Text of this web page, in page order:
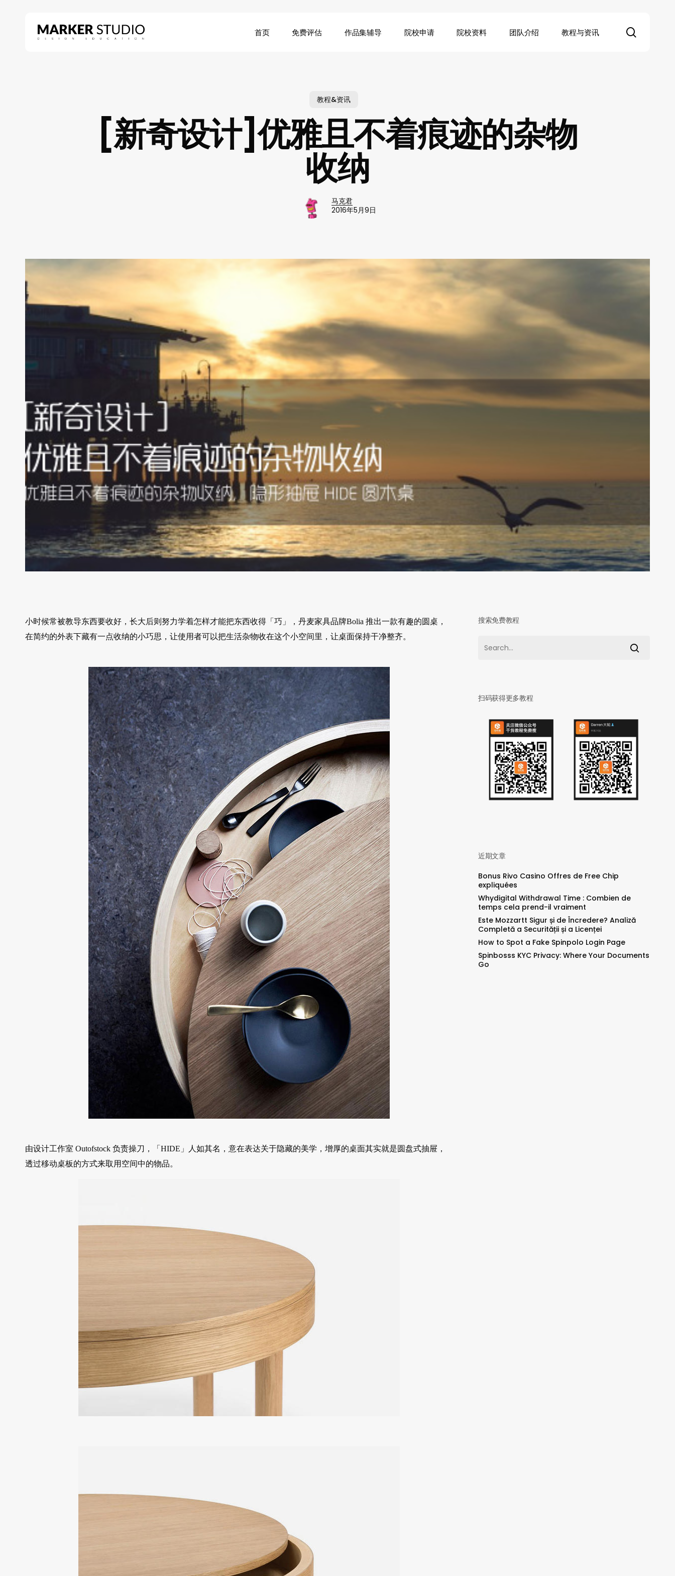
首页 免费评估 作品集辅导 院校申请 院校资料 团队介绍 教程与资讯
教程&资讯
[新奇设计]优雅且不着痕迹的杂物
收纳
马克君
2016年5月9日
小时候常被教导东西要收好，长大后则努力学着怎样才能把东西收得「巧」，丹麦家具品牌Bolia 推出一款有趣的圆桌，
在简约的外表下藏有一点收纳的小巧思，让使用者可以把生活杂物收在这个小空间里，让桌面保持干净整齐。
由设计工作室 Outofstock 负责操刀，「HIDE」人如其名，意在表达关于隐藏的美学，增厚的桌面其实就是圆盘式抽屉，
透过移动桌板的方式来取用空间中的物品。
搜索免费教程
扫码获得更多教程
近期文章
Bonus Rivo Casino Offres de Free Chip
expliquées
Whydigital Withdrawal Time : Combien de
temps cela prend-il vraiment
Este Mozzartt Sigur și de Încredere? Analiză
Completă a Securității și a Licenței
How to Spot a Fake Spinpolo Login Page
Spinbosss KYC Privacy: Where Your Documents
Go